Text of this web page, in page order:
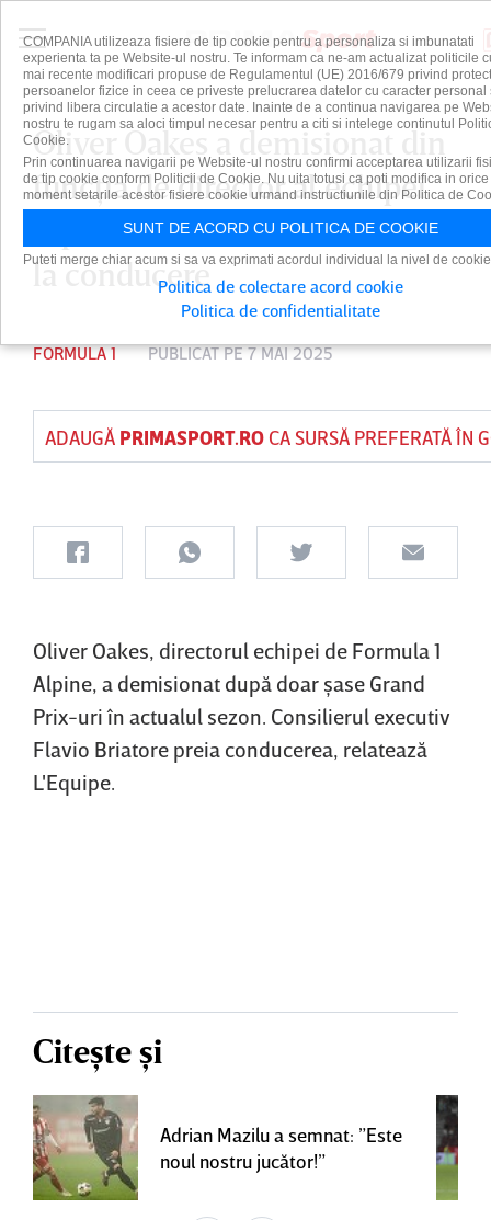
Oliver Oakes a demisionat din
funcţia de director al echipei
Alpine. Flavio Briatore rămâne
la conducere
FORMULA 1 PUBLICAT PE 7 MAI 2025
ADAUGĂ PRIMASPORT.ROCA SURSĂ PREFERATĂ ÎN
Oliver Oakes, directorul echipei de Formula 1
Alpine, a demisionat după doar şase Grand
Prix-uri în actualul sezon. Consilierul executiv
Flavio Briatore preia conducerea, relatează
L'Equipe.
Citește și
Adrian Mazilu a semnat: ”Este
noul nostru jucător!”
COMPANIA utilizeaza fisiere de tip cookie pentru a personaliza si imbunatati
experienta ta pe Website-ul nostru. Te informam ca ne-am actualizat politicile
mai recente modificari propuse de Regulamentul (UE) 2016/679 privind
persoanelor fizice in ceea ce priveste prelucrarea datelor cu caracter personal
privind libera circulatie a acestor date. Inainte de a continua navigarea pe
nostru te rugam sa aloci timpul necesar pentru a citi si intelege continutul
Cookie.
Prin continuarea navigarii pe Website-ul nostru confirmi acceptarea utilizarii
de tip cookie conform Politicii de Cookie. Nu uita totusi ca poti modifica in orice
moment setarile acestor fisiere cookie urmand instructiunile din Politica de
SUNT DE ACORD CU POLITICA DE COOKIE
Puteti merge chiar acum si sa va exprimati acordul individual la nivel de
Politica de colectare acord cookie
Politica de confidentialitate